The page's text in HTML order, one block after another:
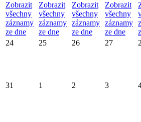
Zobrazit
všechny
záznamy
ze dne
Zobrazit
všechny
záznamy
ze dne
Zobrazit
všechny
záznamy
ze dne
Zobrazit
všechny
záznamy
ze dne
24 25 26 27
31 1 2 3